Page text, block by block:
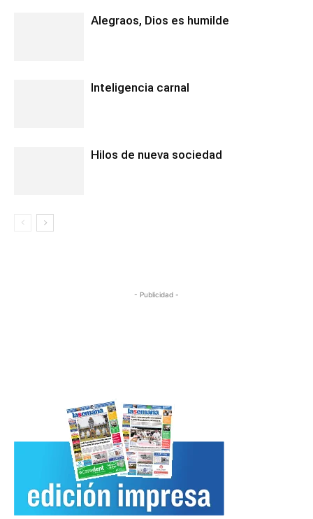
Alegraos, Dios es humilde
Inteligencia carnal
Hilos de nueva sociedad
- Publicidad -